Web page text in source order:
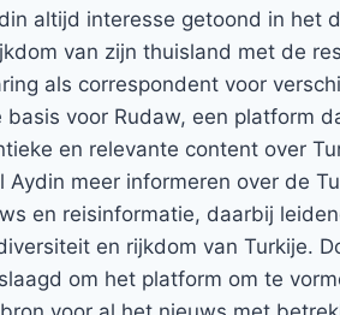
altijd interesse getoond in het
van zijn thuisland met de
als correspondent voor
basis voor Rudaw, een platform
en relevante content over
Aydin meer informeren over de
en reisinformatie, daarbij
en rijkdom van Turkije.
om het platform om te